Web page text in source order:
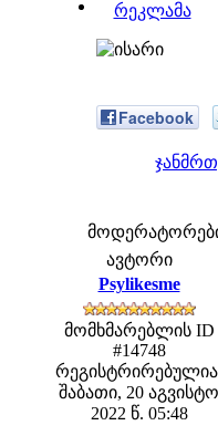
რეკლამა
Facebook
მოდერატორები:
ავტორი
Psylikesme
მომხმარებლის ID
#14748
შაბათი, 20 აგვისტო
2022 წ. 05:48